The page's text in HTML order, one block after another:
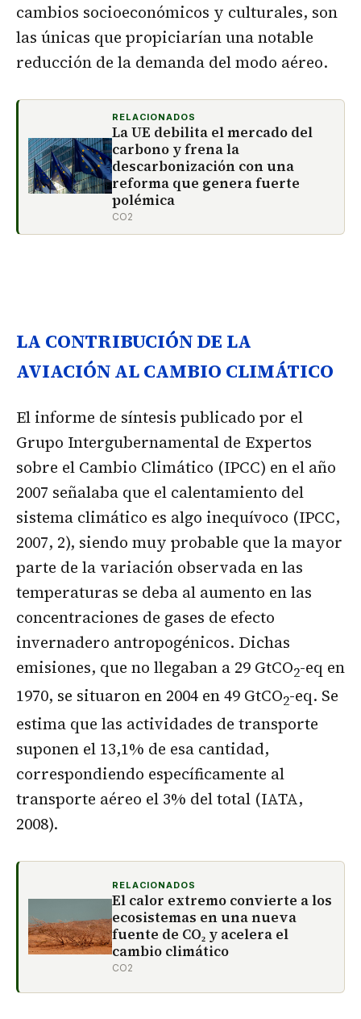
cambios socioeconómicos y culturales, son
las únicas que propiciarían una notable
reducción de la demanda del modo aéreo.
RELACIONADOS
La UE debilita el mercado del
carbono y frena la
descarbonización con una
reforma que genera fuerte
polémica
CO2
LA CONTRIBUCIÓN DE LA
AVIACIÓN AL CAMBIO CLIMÁTICO
El informe de síntesis publicado por el
Grupo Intergubernamental de Expertos
sobre el Cambio Climático (IPCC) en el año
2007 señalaba que el calentamiento del
sistema climático es algo inequívoco (IPCC,
2007, 2), siendo muy probable que la mayor
parte de la variación observada en las
temperaturas se deba al aumento en las
concentraciones de gases de efecto
invernadero antropogénicos. Dichas
emisiones, que no llegaban a 29 GtCO2-eq en
1970, se situaron en 2004 en 49 GtCO2-eq. Se
estima que las actividades de transporte
suponen el 13,1% de esa cantidad,
correspondiendo específicamente al
transporte aéreo el 3% del total (IATA,
2008).
RELACIONADOS
El calor extremo convierte a los
ecosistemas en una nueva
fuente de CO₂ y acelera el
cambio climático
CO2